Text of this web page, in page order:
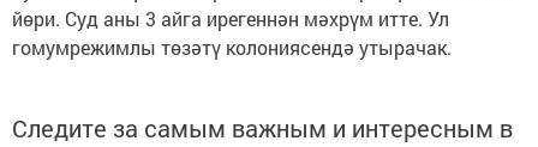
йөри. Суд аны 3 айга ирегеннән мәхрүм итте. Ул
гомумрежимлы төзәтү колониясендә утырачак.
Следите за самым важным и интересным в